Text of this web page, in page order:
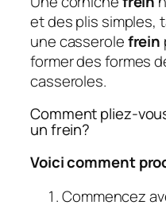
et des plis simples,
une casserolefrein
former des formes
casseroles.
Comment pliez-
un frein?
Voici comment
Commencez